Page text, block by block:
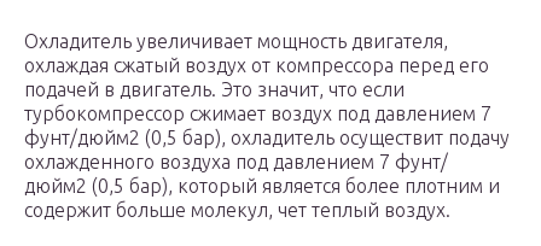
Охладитель увеличивает мощность двигателя,
охлаждая сжатый воздух от компрессора перед его
подачей в двигатель. Это значит, что если
турбокомпрессор сжимает воздух под давлением 7
фунт/дюйм2 (0,5 бар), охладитель осуществит подачу
охлажденного воздуха под давлением 7 фунт/
дюйм2 (0,5 бар), который является более плотним и
содержит больше молекул, чет теплый воздух.